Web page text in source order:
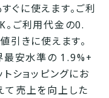
ぐに使えます。ご利
。ご利用代金の0.
引きに使えます。
最安水準の 1.9%+
ショッピングにお
て売上を向上した